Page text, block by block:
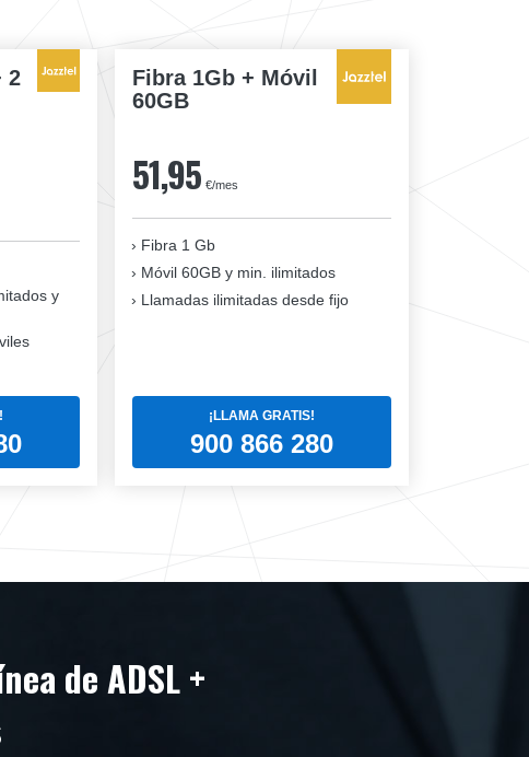
2
y
Fibra 1Gb + Móvil
60GB
51,95 €/mes
Fibra 1 Gb
Móvil 60GB y min. ilimitados
Llamadas ilimitadas desde fijo
¡LLAMA GRATIS!
900 866 280
de ADSL +